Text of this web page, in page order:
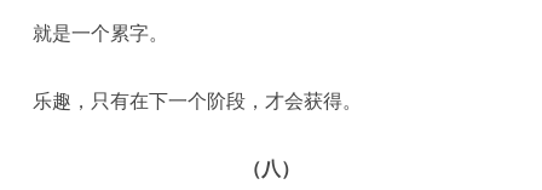
就是一个累字。
乐趣，只有在下一个阶段，才会获得。
（八）